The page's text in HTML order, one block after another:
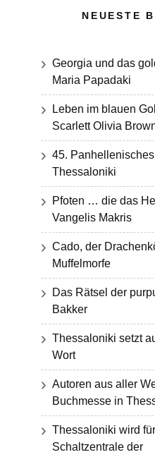
NEUESTE
Georgia und das
Maria Papadaki
Leben im blauen
Scarlett Olivia
45.
Thessaloniki
Pfoten … die das
Vangelis Makris
Cado, der
Muffelmorfe
Das Rätsel der
Bakker
Thessaloniki setzt
Wort
Autoren aus aller
Buchmesse in
Thessaloniki wird
Schaltzentrale der